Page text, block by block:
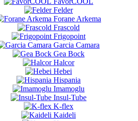
Felder
Forane Arkema
Frascold
Frigopoint
Garcia Camara
Gea Bock
Halcor
Hebei
Hispania
Imamoglu
Insul-Tube
K-flex
Kaideli